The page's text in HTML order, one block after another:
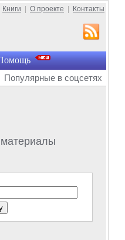
Книги О проекте Контакты
Популярные в соцсетях